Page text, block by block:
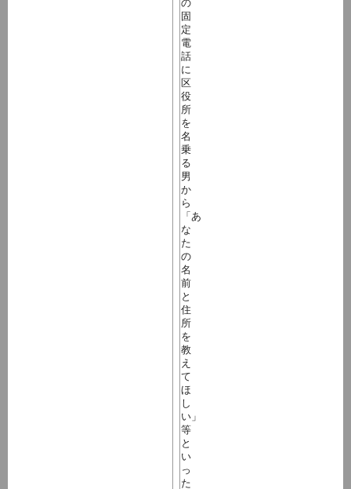
の
固
定
電
話
に
区
役
所
を
名
乗
る
男
か
ら
「あ
な
た
の
名
前
と
住
所
を
教
え
て
ほ
し
い」
等
と
い
っ
た